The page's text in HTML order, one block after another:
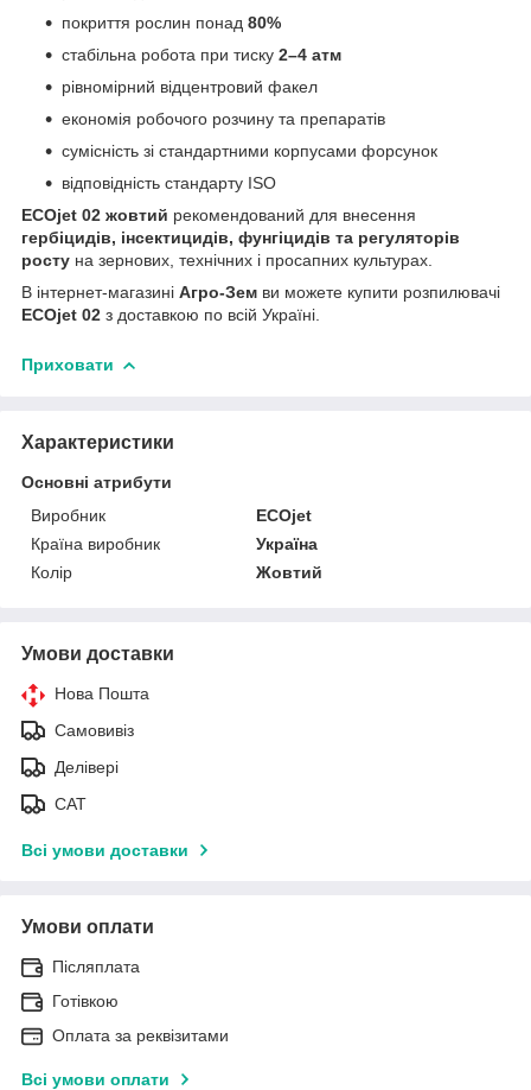
покриття рослин понад 80%
стабільна робота при тиску 2–4 атм
рівномірний відцентровий факел
економія робочого розчину та препаратів
сумісність зі стандартними корпусами форсунок
відповідність стандарту ISO
ECOjet 02 жовтий рекомендований для внесення
гербіцидів, інсектицидів, фунгіцидів та регуляторів
росту на зернових, технічних і просапних культурах.
В інтернет-магазині Агро-Зем ви можете купити розпилювачі
ECOjet 02 з доставкою по всій Україні.
Приховати
Характеристики
Основні атрибути
Виробник
ECOjet
Країна виробник
Україна
Колір
Жовтий
Умови доставки
Нова Пошта
Самовивіз
Делівері
САТ
Всі умови доставки
Умови оплати
Післяплата
Готівкою
Оплата за реквізитами
Всі умови оплати